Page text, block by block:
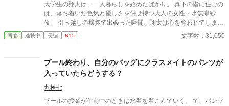
大学生の翔太は、一人暮らしを始めたばかり。 真下の階に住むの
は、落ち着いた色気と優しさを併せ持つ大人の女性・水無瀬紗
夜。 引っ越しの挨拶で出会った瞬間、翔太は心を奪われてしま
う。 偶然にもアルバイト先のスーパーで再会した彼女は、翔太を
すぐに採用し、温かく仕事を教えてくれる存在だった。 ある日の
紗夜の部屋でご飯をご馳走になるほど親密に。 優しくて穏やかで
――その色気に触れるたび、翔太の心は揺れていく。 大人の女性
と大学生、甘くちょっぴり刺激的な同居生活（？）がはじまる。
青春 連載中 長編 R15 文字数：31,050
プール終わり、自分のバッグにクラスメイトのパンツが
入っていたらどうする？
九拾七
プールの授業が午前中のときは水着を着こんでいく。 で、パンツ